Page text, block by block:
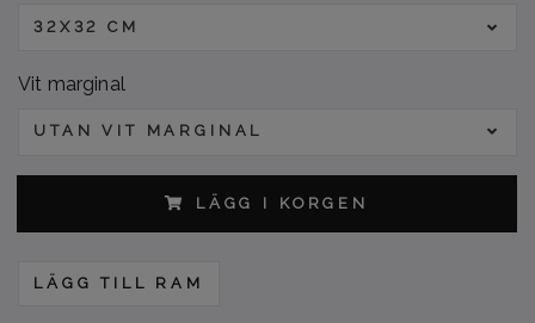
32X32 CM
Vit marginal
UTAN VIT MARGINAL
LÄGG I KORGEN
LÄGG TILL RAM